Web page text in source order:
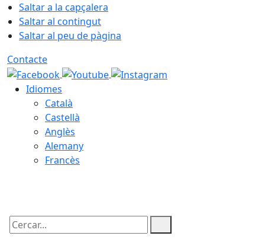
Saltar a la capçalera
Saltar al contingut
Saltar al peu de pàgina
Contacte
Idiomes
Català
Castellà
Anglès
Alemany
Francès
Cercar: